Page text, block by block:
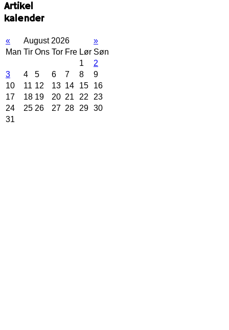
Artikel
kalender
« August 2026
»
Man Tir Ons Tor Fre Lør Søn
1
2
3
4 5 6 7 8
9
10
11 12 13 14 15
16
17
18 19 20 21 22
23
24
25 26 27 28 29 30
31